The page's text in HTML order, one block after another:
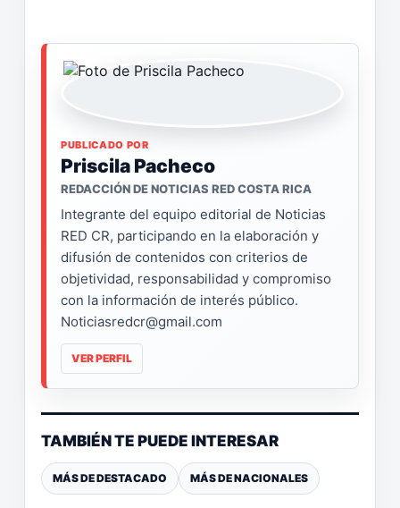
PUBLICADO POR
Priscila Pacheco
REDACCIÓN DE NOTICIAS RED COSTA RICA
Integrante del equipo editorial de Noticias
RED CR, participando en la elaboración y
difusión de contenidos con criterios de
objetividad, responsabilidad y compromiso
con la información de interés público.
Noticiasredcr@gmail.com
VER PERFIL
TAMBIÉN TE PUEDE INTERESAR
MÁS DE DESTACADO MÁS DE NACIONALES